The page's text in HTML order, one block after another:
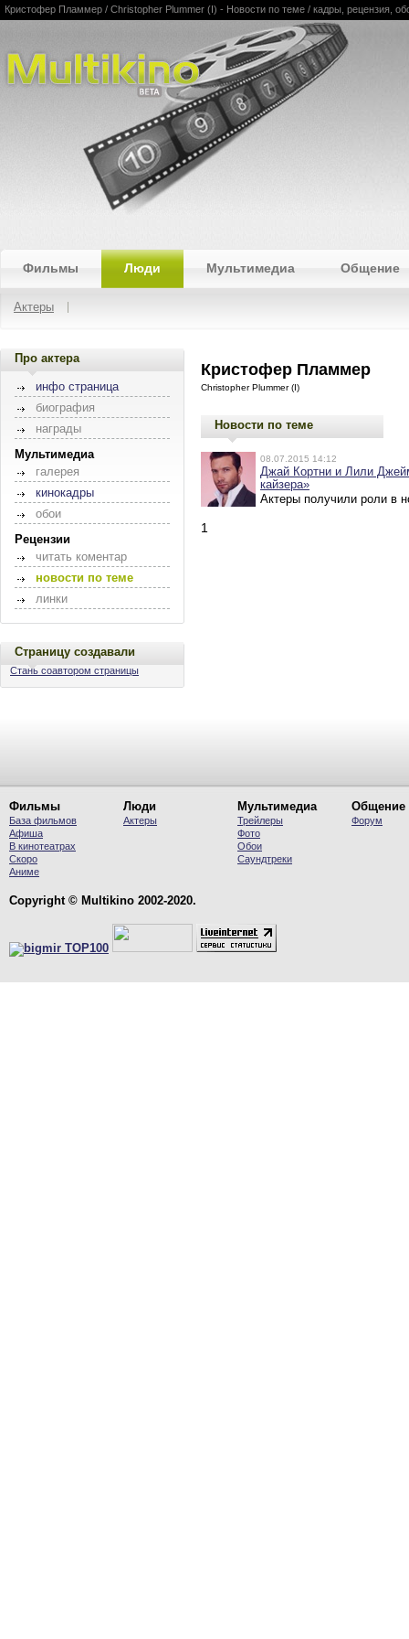
Multikino
Кристофер Пламмер / Christopher Plummer (I) - Новости по теме / кадры, рецензия,
Фильмы Люди Мультимедиа Общение
Актеры
Про актера
инфо страница
биография
награды
Мультимедиа
галерея
кинокадры
обои
Рецензии
читать коментар
новости по теме
линки
Страницу создавали
Стань соавтором страницы
Кристофер Пламмер
Christopher Plummer (I)
Новости по теме
08.07.2015 14:12
Джай Кортни и Лили
кайзера»
Актеры получили роли в
1
Фильмы
База фильмов
Афиша
В кинотеатрах
Скоро
Аниме
Люди
Актеры
Мультимедиа
Трейлеры
Фото
Обои
Саундтреки
Общение
Форум
Copyright © Multikino 2002-2020.